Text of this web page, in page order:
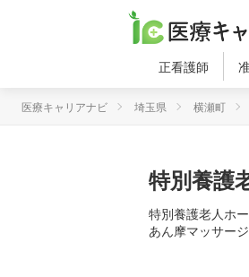
正看護師
医療キャリアナビ 埼玉県 横瀬町
特別養護
特別養護老人ホ
あん摩マッサー